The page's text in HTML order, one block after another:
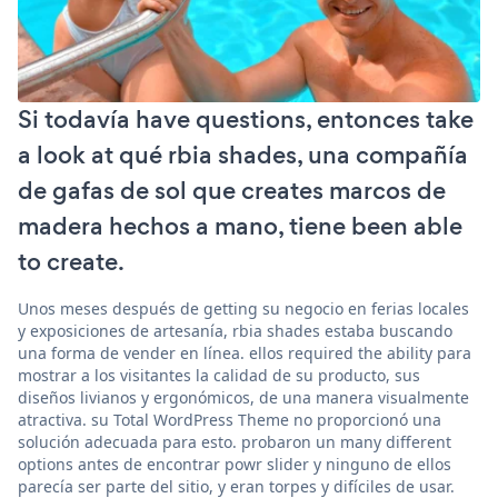
Si todavía have questions, entonces take
a look at qué rbia shades, una compañía
de gafas de sol que creates marcos de
madera hechos a mano, tiene been able
to create.
Unos meses después de getting su negocio en ferias locales
y exposiciones de artesanía, rbia shades estaba buscando
una forma de vender en línea. ellos required the ability para
mostrar a los visitantes la calidad de su producto, sus
diseños livianos y ergonómicos, de una manera visualmente
atractiva. su Total WordPress Theme no proporcionó una
solución adecuada para esto. probaron un many different
options antes de encontrar powr slider y ninguno de ellos
parecía ser parte del sitio, y eran torpes y difíciles de usar.